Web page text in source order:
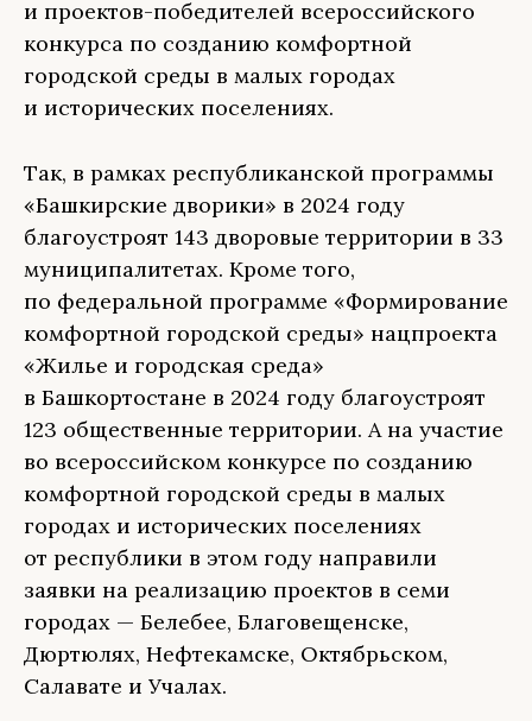
и проектов-победителей всероссийского
конкурса по созданию комфортной
городской среды в малых городах
и исторических поселениях.
Так, в рамках республиканской программы
«Башкирские дворики» в 2024 году
благоустроят 143 дворовые территории в 33
муниципалитетах. Кроме того,
по федеральной программе «Формирование
комфортной городской среды» нацпроекта
«Жилье и городская среда»
в Башкортостане в 2024 году благоустроят
123 общественные территории. А на участие
во всероссийском конкурсе по созданию
комфортной городской среды в малых
городах и исторических поселениях
от республики в этом году направили
заявки на реализацию проектов в семи
городах — Белебее, Благовещенске,
Дюртюлях, Нефтекамске, Октябрьском,
Салавате и Учалах.